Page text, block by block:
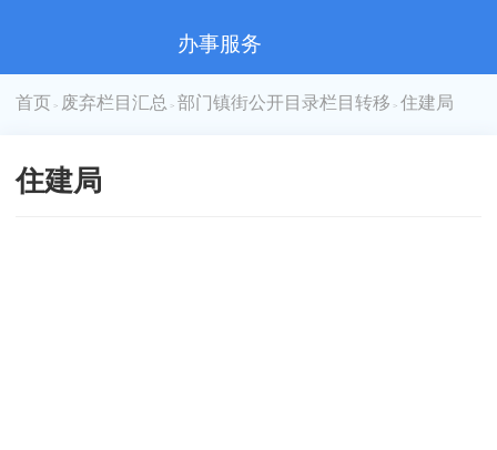
办事服务
首页 > 废弃栏目汇总 > 部门镇街公开目录栏目转移 >住建局
住建局